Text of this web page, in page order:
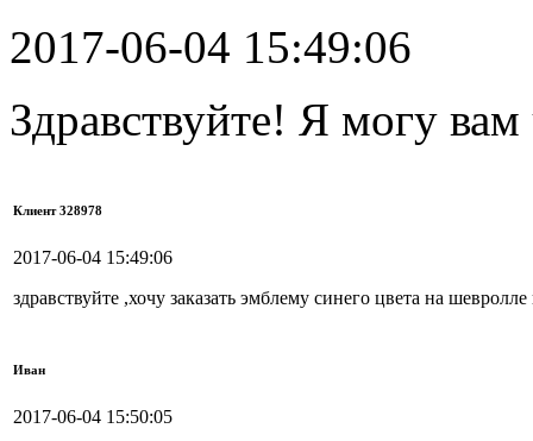
2017-06-04 15:49:06
Здравствуйте! Я могу
Клиент 328978
2017-06-04 15:49:06
здравствуйте ,хочу заказать эмблему синего цвета на
Иван
2017-06-04 15:50:05